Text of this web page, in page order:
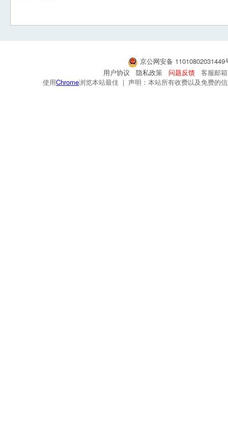
京公网安备
用户协议
隐私政策 问题反馈
客服邮
使用Chrome浏览本站最佳 | 声明：本站所有收费以及免费的